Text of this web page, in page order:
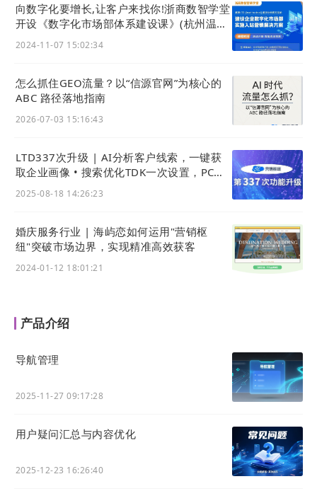
落地执行策略
01 内容优化：让
可视化可结构化编辑器
能把企业官网内容 “数据化 + 逻辑化”，将其
梳理成AI好理解的结构。比如
编辑器提
供“标题层级拖拽”“数据表格智能跳转填充”等
同时在建站编辑器内置海量的
其中包括制造业、服务业、教育业等近50种
不同行业的内容模板，模板均适配GEO，这
样的智能排版在形式上更符合
的口味。
向数字化要增长,让客户来找你!浙商数智学堂
开设《数字化市场部体系建设课》(杭州温州
2024-11-07 15:02:34
怎么抓住GEO流量？以“信源官网”为核心的
ABC 路径落地指南
2026-07-03 15:16:43
LTD337次升级 | AI分析客户线索，一键获
取企业画像 • 搜索优化TDK一次设置，PC移
2025-08-18 14:26:23
婚庆服务行业 | 海屿恋如何运用"营销枢
纽"突破市场边界，实现精准高效获客
2024-01-12 18:01:21
产品介绍
导航管理
2025-11-27 09:17:28
用户疑问汇总与内容优化
2025-12-23 16:26:40